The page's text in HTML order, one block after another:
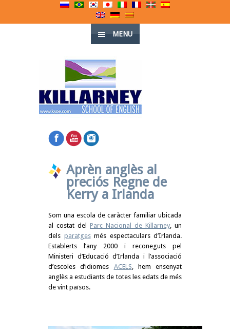
MENU
Aprèn anglès al
preciós Regne de
Kerry a Irlanda
Som una escola de caràcter familiar ubicada
al costat del Parc Nacional de Killarney, un
dels paratgesmés espectaculars d’Irlanda.
Establerts l’any 2000 i reconeguts pel
Ministeri d’Educació d’Irlanda i l’associació
d’escoles d’idiomes ACELS, hem ensenyat
anglès a estudiants de totes les edats de més
de vint països.